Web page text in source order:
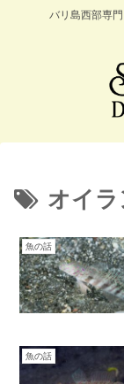
バリ島西部専
オイ
魚の話
魚の話